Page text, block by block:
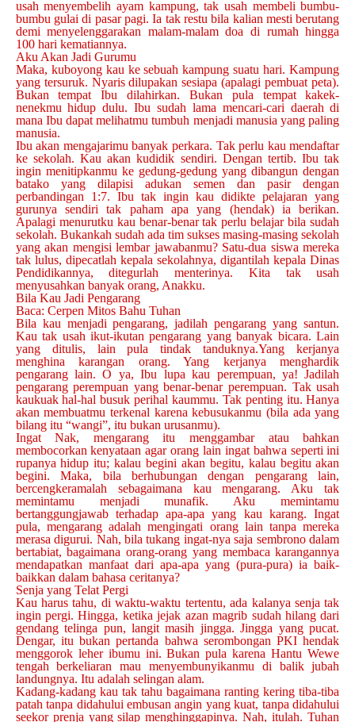
usah menyembelih ayam kampung, tak usah membeli bumbu-
bumbu gulai di pasar pagi. Ia tak restu bila kalian mesti berutang
demi menyelenggarakan malam-malam doa di rumah hingga
100 hari kematiannya.
Aku Akan Jadi Gurumu
Maka, kuboyong kau ke sebuah kampung suatu hari. Kampung
yang tersuruk. Nyaris dilupakan sesiapa (apalagi pembuat peta).
Bukan tempat Ibu dilahirkan. Bukan pula tempat kakek-
nenekmu hidup dulu. Ibu sudah lama mencari-cari daerah di
mana Ibu dapat melihatmu tumbuh menjadi manusia yang paling
manusia.
Ibu akan mengajarimu banyak perkara. Tak perlu kau mendaftar
ke sekolah. Kau akan kudidik sendiri. Dengan tertib. Ibu tak
ingin menitipkanmu ke gedung-gedung yang dibangun dengan
batako yang dilapisi adukan semen dan pasir dengan
perbandingan 1:7. Ibu tak ingin kau didikte pelajaran yang
gurunya sendiri tak paham apa yang (hendak) ia berikan.
Apalagi menurutku kau benar-benar tak perlu belajar bila sudah
sekolah. Bukankah sudah ada tim sukses masing-masing sekolah
yang akan mengisi lembar jawabanmu? Satu-dua siswa mereka
tak lulus, dipecatlah kepala sekolahnya, digantilah kepala Dinas
Pendidikannya, ditegurlah menterinya. Kita tak usah
menyusahkan banyak orang, Anakku.
Bila Kau Jadi Pengarang
Baca: Cerpen Mitos Bahu Tuhan
Bila kau menjadi pengarang, jadilah pengarang yang santun.
Kau tak usah ikut-ikutan pengarang yang banyak bicara. Lain
yang ditulis, lain pula tindak tanduknya.Yang kerjanya
menghina karangan orang. Yang kerjanya menghardik
pengarang lain. O ya, Ibu lupa kau perempuan, ya! Jadilah
pengarang perempuan yang benar-benar perempuan. Tak usah
kaukuak hal-hal busuk perihal kaummu. Tak penting itu. Hanya
akan membuatmu terkenal karena kebusukanmu (bila ada yang
bilang itu “wangi”, itu bukan urusanmu).
Ingat Nak, mengarang itu menggambar atau bahkan
membocorkan kenyataan agar orang lain ingat bahwa seperti ini
rupanya hidup itu; kalau begini akan begitu, kalau begitu akan
begini. Maka, bila berhubungan dengan pengarang lain,
bercengkeramalah sebagaimana kau mengarang. Aku tak
memintamu menjadi munafik. Aku memintamu
bertanggungjawab terhadap apa-apa yang kau karang. Ingat
pula, mengarang adalah mengingati orang lain tanpa mereka
merasa digurui. Nah, bila tukang ingat-nya saja sembrono dalam
bertabiat, bagaimana orang-orang yang membaca karangannya
mendapatkan manfaat dari apa-apa yang (pura-pura) ia baik-
baikkan dalam bahasa ceritanya?
Senja yang Telat Pergi
Kau harus tahu, di waktu-waktu tertentu, ada kalanya senja tak
ingin pergi. Hingga, ketika jejak azan magrib sudah hilang dari
gendang telinga pun, langit masih jingga. Jingga yang pucat.
Dengar, itu bukan pertanda bahwa serombongan PKI hendak
menggorok leher ibumu ini. Bukan pula karena Hantu Wewe
tengah berkeliaran mau menyembunyikanmu di balik jubah
landungnya. Itu adalah selingan alam.
Kadang-kadang kau tak tahu bagaimana ranting kering tiba-tiba
patah tanpa didahului embusan angin yang kuat, tanpa didahului
seekor prenja yang silap menghinggapinya. Nah, itulah. Tuhan